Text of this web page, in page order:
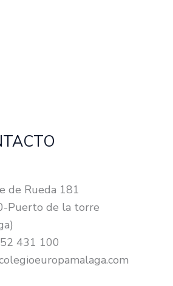
de Rueda 181
Puerto de la torre
431 100